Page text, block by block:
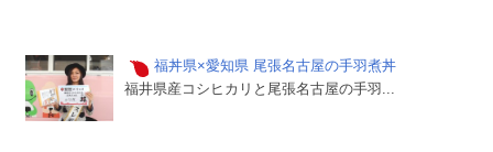
福丼県×愛知県 尾張名古屋の手羽煮丼
福井県産コシヒカリと尾張名古屋の手羽...